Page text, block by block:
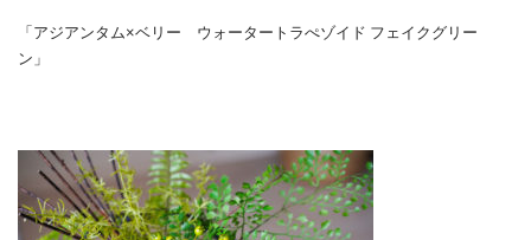
「アジアンタム×ベリー ウォータートラぺゾイド フェイクグリー
ン」